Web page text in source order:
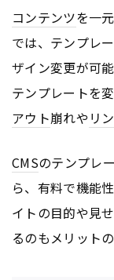
コンテンツを一
では、テンプレ
ザイン変更が可能
テンプレートを
アウト崩れやリ
CMSのテンプレ
ら、有料で機能
イトの目的や見
るのもメリットの